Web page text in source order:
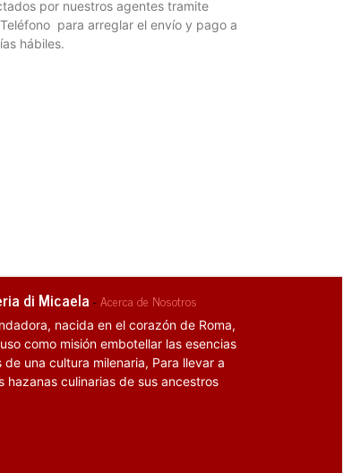
por nuestros agentes tramite
para arreglar el envío y pago a
hábiles.
di Micaela -Acerca de Nosotros
nacida en el corazón de Roma,
como misión embotellar las esencias
de una cultura milenaria, Para llevar a
hazanas culinarias de sus ancestros